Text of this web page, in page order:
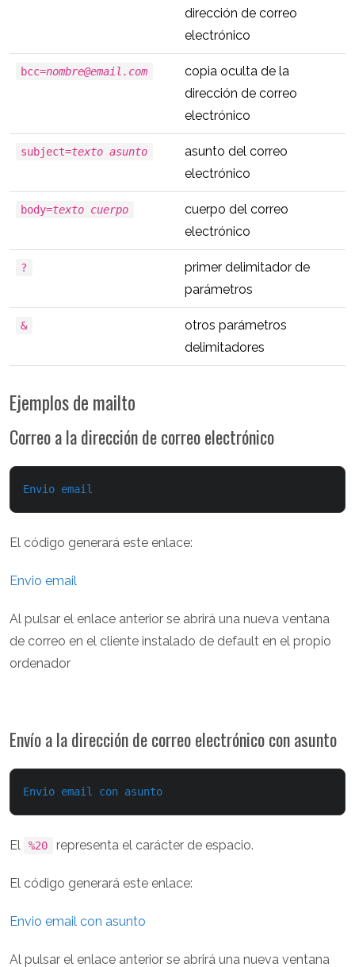
dirección de correo
electrónico
bcc=nombre@email.com
copia oculta de la
dirección de correo
electrónico
subject=texto asunto
asunto del correo
electrónico
body=texto cuerpo
cuerpo del correo
electrónico
?
primer delimitador de
parámetros
&
otros parámetros
delimitadores
Ejemplos de mailto
Correo a la dirección de correo electrónico
Envio email
El código generará este enlace:
Envio email
Al pulsar el enlace anterior se abrirá una nueva ventana
de correo en el cliente instalado de default en el propio
ordenador
Envío a la dirección de correo electrónico con asunto
Envio email con asunto
El %20 representa el carácter de espacio.
El código generará este enlace:
Envio email con asunto
Al pulsar el enlace anterior se abrirá una nueva ventana